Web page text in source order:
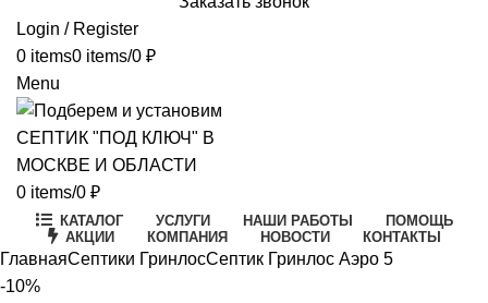
Login / Register
0 items0 items/0 ₽
Menu
0 items/0 ₽
КАТАЛОГ УСЛУГИ НАШИ РАБОТЫ
ПОМОЩЬ
АКЦИИ
КОМПАНИЯ НОВОСТИ КОНТАКТЫ
ГлавнаяСептики ГринлосСептик Гринлос Аэро 5
-10%